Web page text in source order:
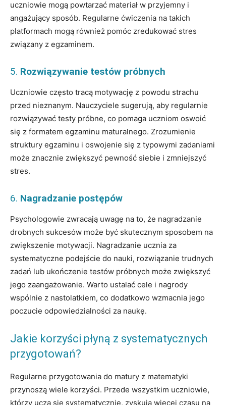
uczniowie mogą powtarzać materiał w przyjemny i
angażujący sposób. Regularne ćwiczenia na takich
platformach mogą również pomóc zredukować stres
związany z egzaminem.
5. Rozwiązywanie testów próbnych
Uczniowie często tracą motywację z powodu strachu
przed nieznanym. Nauczyciele sugerują, aby regularnie
rozwiązywać testy próbne, co pomaga uczniom oswoić
się z formatem egzaminu maturalnego. Zrozumienie
struktury egzaminu i oswojenie się z typowymi zadaniami
może znacznie zwiększyć pewność siebie i zmniejszyć
stres.
6. Nagradzanie postępów
Psychologowie zwracają uwagę na to, że nagradzanie
drobnych sukcesów może być skutecznym sposobem na
zwiększenie motywacji. Nagradzanie ucznia za
systematyczne podejście do nauki, rozwiązanie trudnych
zadań lub ukończenie testów próbnych może zwiększyć
jego zaangażowanie. Warto ustalać cele i nagrody
wspólnie z nastolatkiem, co dodatkowo wzmacnia jego
poczucie odpowiedzialności za naukę.
Jakie korzyści płyną z systematycznych
przygotowań?
Regularne przygotowania do matury z matematyki
przynoszą wiele korzyści. Przede wszystkim uczniowie,
którzy uczą się systematycznie, zyskują więcej czasu na